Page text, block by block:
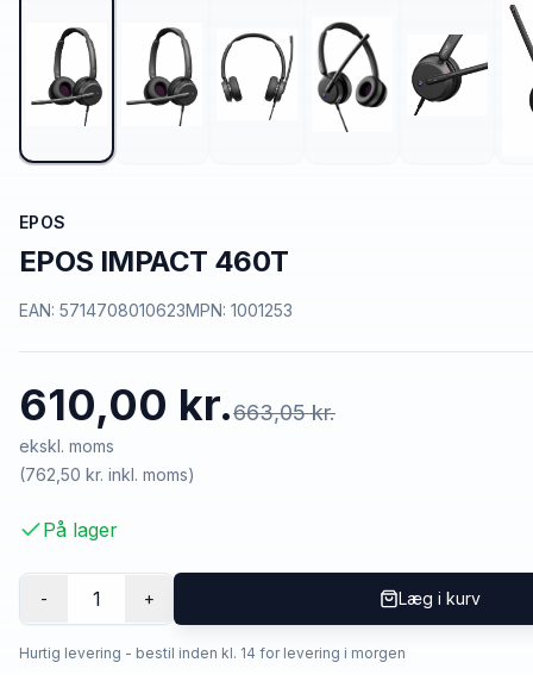
EPOS
EPOS IMPACT 460T
EAN: 5714708010623MPN: 1001253
610,00 kr.663,05 kr.
ekskl. moms
(762,50 kr. inkl. moms)
På lager
- 1 + Læg i kurv
Hurtig levering - bestil inden kl. 14 for levering i morgen